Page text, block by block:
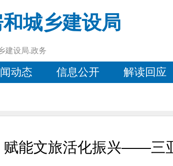
城乡建设局
建设局.政务
动态 信息公开 解读回应
赋能文旅活化振兴——三